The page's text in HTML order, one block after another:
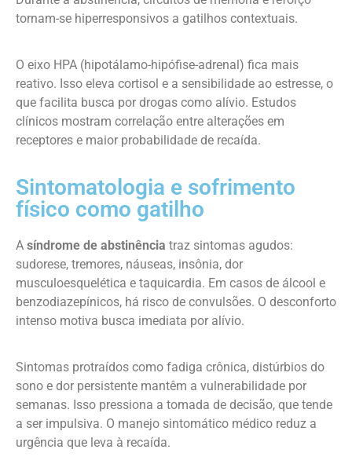
tornam-se hiperresponsivos a gatilhos contextuais.
O eixo HPA (hipotálamo-hipófise-adrenal) fica mais
reativo. Isso eleva cortisol e a sensibilidade ao estresse, o
que facilita busca por drogas como alívio. Estudos
clínicos mostram correlação entre alterações em
receptores e maior probabilidade de recaída.
Sintomatologia e sofrimento
físico como gatilho
A síndrome de abstinência traz sintomas agudos:
sudorese, tremores, náuseas, insônia, dor
musculoesquelética e taquicardia. Em casos de álcool e
benzodiazepínicos, há risco de convulsões. O desconforto
intenso motiva busca imediata por alívio.
Sintomas protraídos como fadiga crônica, distúrbios do
sono e dor persistente mantêm a vulnerabilidade por
semanas. Isso pressiona a tomada de decisão, que tende
a ser impulsiva. O manejo sintomático médico reduz a
urgência que leva à recaída.